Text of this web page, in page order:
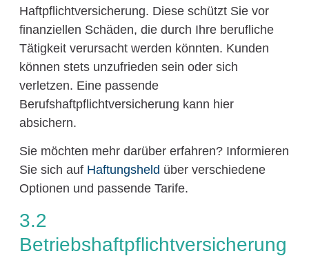
Haftpflichtversicherung. Diese schützt Sie vor
finanziellen Schäden, die durch Ihre berufliche
Tätigkeit verursacht werden könnten. Kunden
können stets unzufrieden sein oder sich
verletzen. Eine passende
Berufshaftpflichtversicherung kann hier
absichern.
Sie möchten mehr darüber erfahren? Informieren
Sie sich auf Haftungsheld über verschiedene
Optionen und passende Tarife.
3.2
Betriebshaftpflichtversicherung